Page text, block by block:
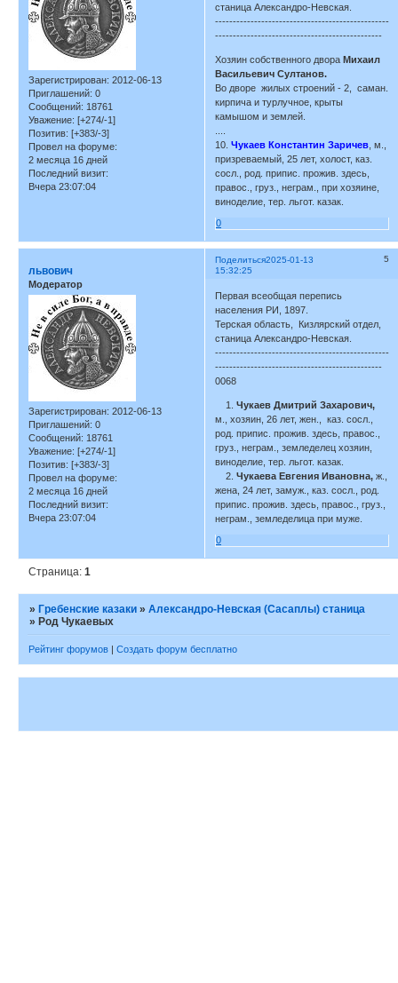
Зарегистрирован: 2012-06-13
Приглашений: 0
Сообщений: 18761
Уважение: [+274/-1]
Позитив: [+383/-3]
Провел на форуме:
2 месяца 16 дней
Последний визит:
Вчера 23:07:04
станица Александро-Невская.
-------------------------------------------------
-----------------------------------------------
Хозяин собственного двораМихаил
Васильевич Султанов.
Во дворе жилых строений - 2, саман.
кирпича и турлучное, крыты
камышом и землей.
10.Чукаев Константин Заричев , м.,
призреваемый, 25 лет, холост, каз.
сосл., род. припис. прожив. здесь,
правос., груз., неграм., при хозяине,
виноделие, тер. льгот. казак.
0
Поделиться 5
2025-01-13
15:32:25
львович
Модератор
Зарегистрирован: 2012-06-13
Приглашений: 0
Сообщений: 18761
Уважение: [+274/-1]
Позитив: [+383/-3]
Провел на форуме:
2 месяца 16 дней
Последний визит:
Вчера 23:07:04
Первая всеобщая перепись
населения РИ, 1897.
Терская область, Кизлярский отдел,
станица Александро-Невская.
-------------------------------------------------
-----------------------------------------------
0068
1.Чукаев Дмитрий Захарович,
м., хозяин, 26 лет, жен., каз. сосл.,
род. припис. прожив. здесь, правос.,
груз., неграм., земледелец хозяин,
виноделие, тер. льгот. казак.
2.Чукаева Евгения Ивановна, ж.,
жена, 24 лет, замуж., каз. сосл., род.
припис. прожив. здесь, правос., груз.,
неграм., земледелица при муже.
0
Страница:1
»Гребенские казаки »Александро-Невская (Сасаплы) станица
»Род Чукаевых
Рейтинг форумов | Создать форум бесплатно